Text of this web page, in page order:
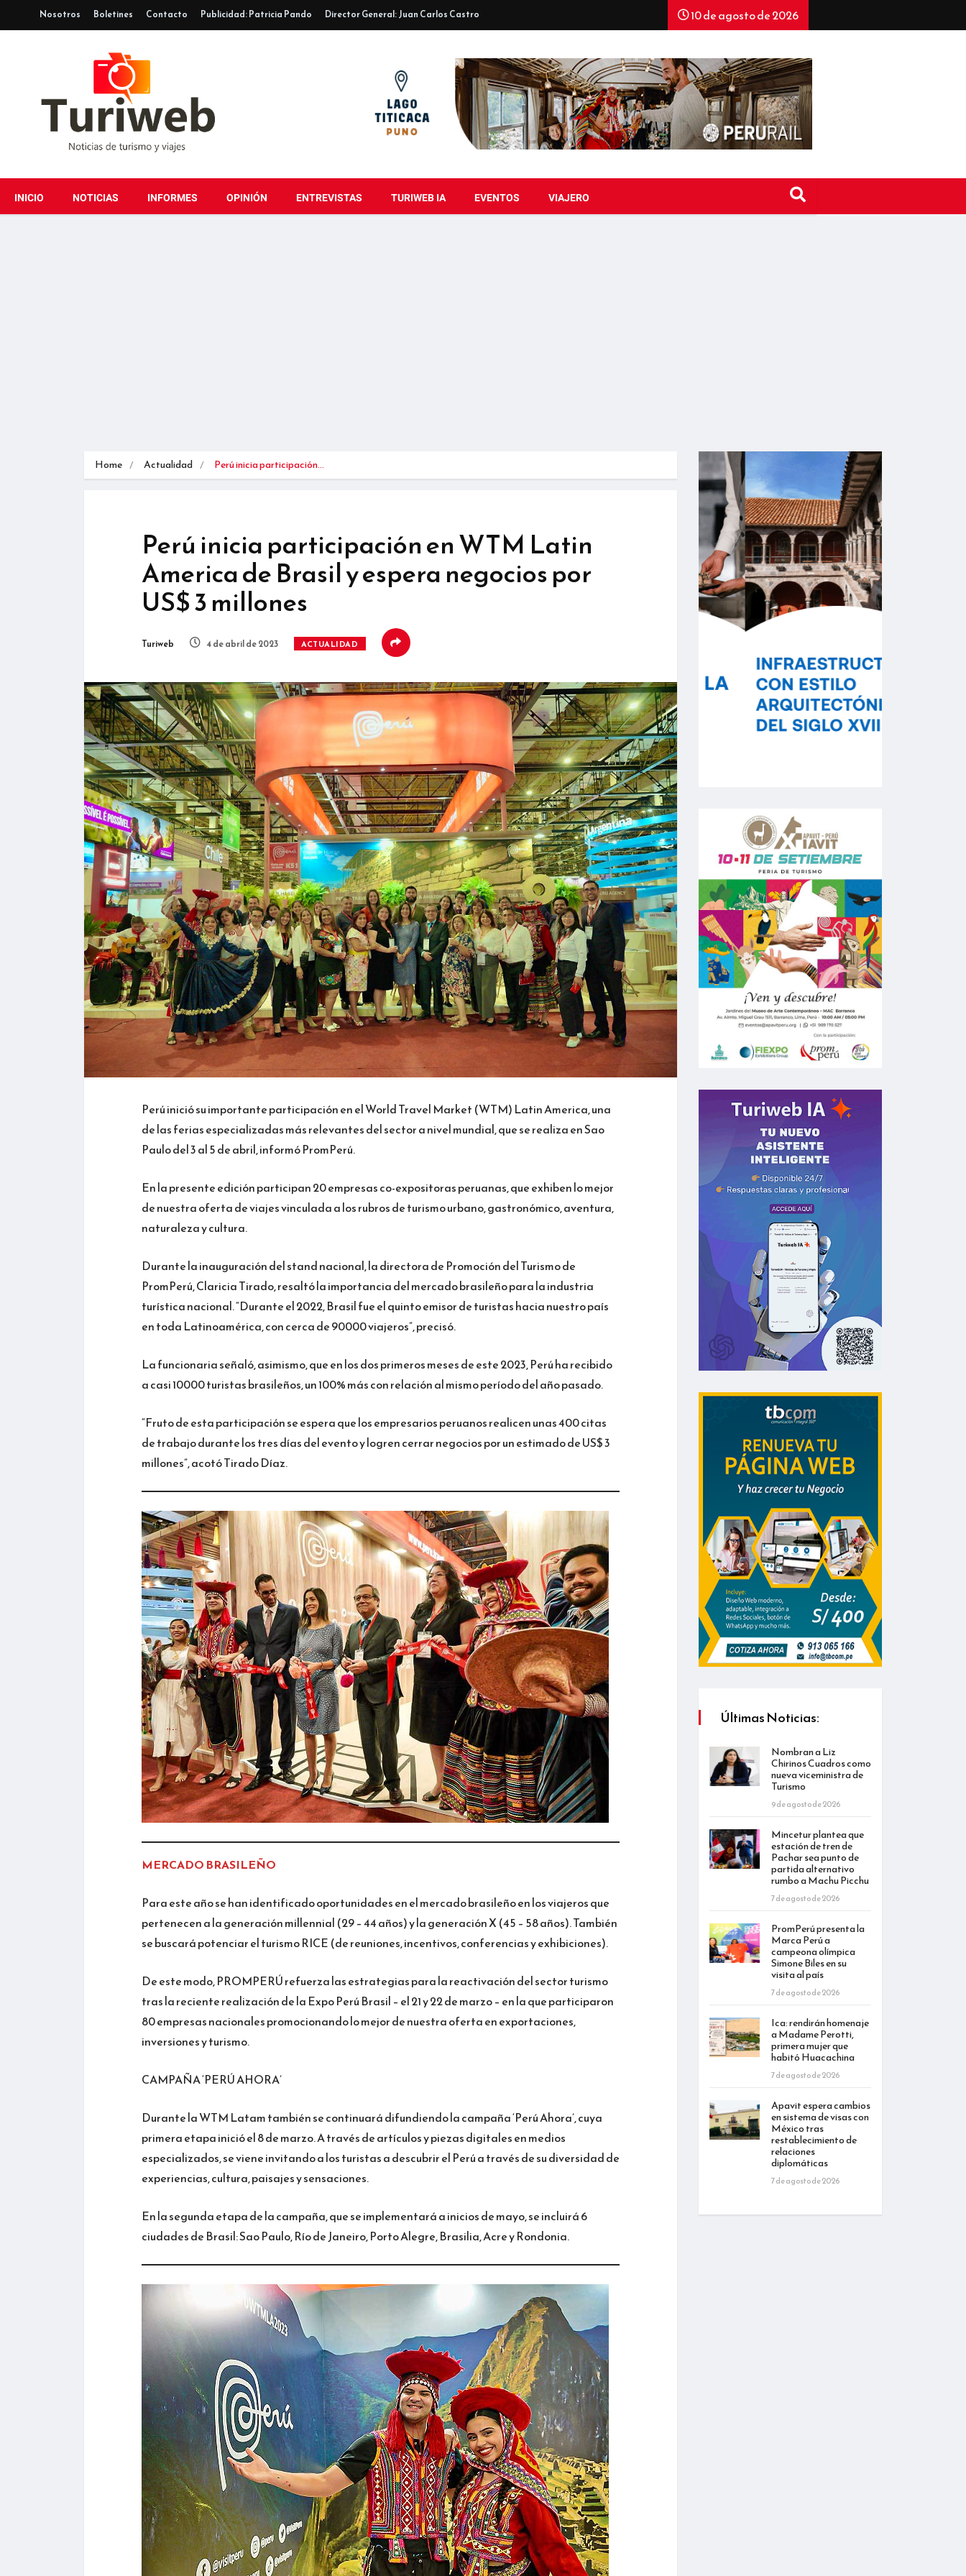
Nosotros Boletines Contacto Publicidad: Patricia Pando Director General: Juan Carlos Castro 10 de agosto de 2026
INICIO NOTICIAS INFORMES OPINIÓN ENTREVISTAS TURIWEB IA EVENTOS VIAJERO
Home Actualidad Perú inicia participación…
Perú inicia participación en WTM Latin
America de Brasil y espera negocios por
US$ 3 millones
Turiweb 4 de abril de 2023 ACTUALIDAD
Perú inició su importante participación en el World Travel Market (WTM) Latin America, una
de las ferias especializadas más relevantes del sector a nivel mundial, que se realiza en Sao
Paulo del 3 al 5 de abril, informó PromPerú.
En la presente edición participan 20 empresas co-expositoras peruanas, que exhiben lo mejor
de nuestra oferta de viajes vinculada a los rubros de turismo urbano, gastronómico, aventura,
naturaleza y cultura.
Durante la inauguración del stand nacional, la directora de Promoción del Turismo de
PromPerú, Claricia Tirado, resaltó la importancia del mercado brasileño para la industria
turística nacional. “Durante el 2022, Brasil fue el quinto emisor de turistas hacia nuestro país
en toda Latinoamérica, con cerca de 90000 viajeros”, precisó.
La funcionaria señaló, asimismo, que en los dos primeros meses de este 2023, Perú ha recibido
a casi 10000 turistas brasileños, un 100% más con relación al mismo período del año pasado.
“Fruto de esta participación se espera que los empresarios peruanos realicen unas 400 citas
de trabajo durante los tres días del evento y logren cerrar negocios por un estimado de US$ 3
millones”, acotó Tirado Díaz.
MERCADO BRASILEÑO
Para este año se han identificado oportunidades en el mercado brasileño en los viajeros que
pertenecen a la generación millennial (29 – 44 años) y la generación X (45 – 58 años). También
se buscará potenciar el turismo RICE (de reuniones, incentivos, conferencias y exhibiciones).
De este modo, PROMPERÚ refuerza las estrategias para la reactivación del sector turismo
tras la reciente realización de la Expo Perú Brasil – el 21 y 22 de marzo – en la que participaron
80 empresas nacionales promocionando lo mejor de nuestra oferta en exportaciones,
inversiones y turismo.
CAMPAÑA ‘PERÚ AHORA’
Durante la WTM Latam también se continuará difundiendo la campaña ‘Perú Ahora’, cuya
primera etapa inició el 8 de marzo. A través de artículos y piezas digitales en medios
especializados, se viene invitando a los turistas a descubrir el Perú a través de su diversidad de
experiencias, cultura, paisajes y sensaciones.
En la segunda etapa de la campaña, que se implementará a inicios de mayo, se incluirá 6
ciudades de Brasil: Sao Paulo, Río de Janeiro, Porto Alegre, Brasilia, Acre y Rondonia.
Últimas Noticias:
Nombran a Liz
Chirinos Cuadros como
nueva viceministra de
Turismo
9 de agosto de 2026
Mincetur plantea que
estación de tren de
Pachar sea punto de
partida alternativo
rumbo a Machu Picchu
7 de agosto de 2026
PromPerú presenta la
Marca Perú a
campeona olímpica
Simone Biles en su
visita al país
7 de agosto de 2026
Ica: rendirán homenaje
a Madame Perotti,
primera mujer que
habitó Huacachina
7 de agosto de 2026
Apavit espera cambios
en sistema de visas con
México tras
restablecimiento de
relaciones
diplomáticas
7 de agosto de 2026